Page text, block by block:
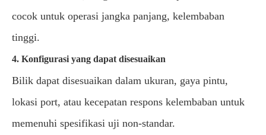
cocok untuk operasi jangka panjang, kelembaban
tinggi.
4. Konfigurasi yang dapat disesuaikan
Bilik dapat disesuaikan dalam ukuran, gaya pintu,
lokasi port, atau kecepatan respons kelembaban untuk
memenuhi spesifikasi uji non-standar.